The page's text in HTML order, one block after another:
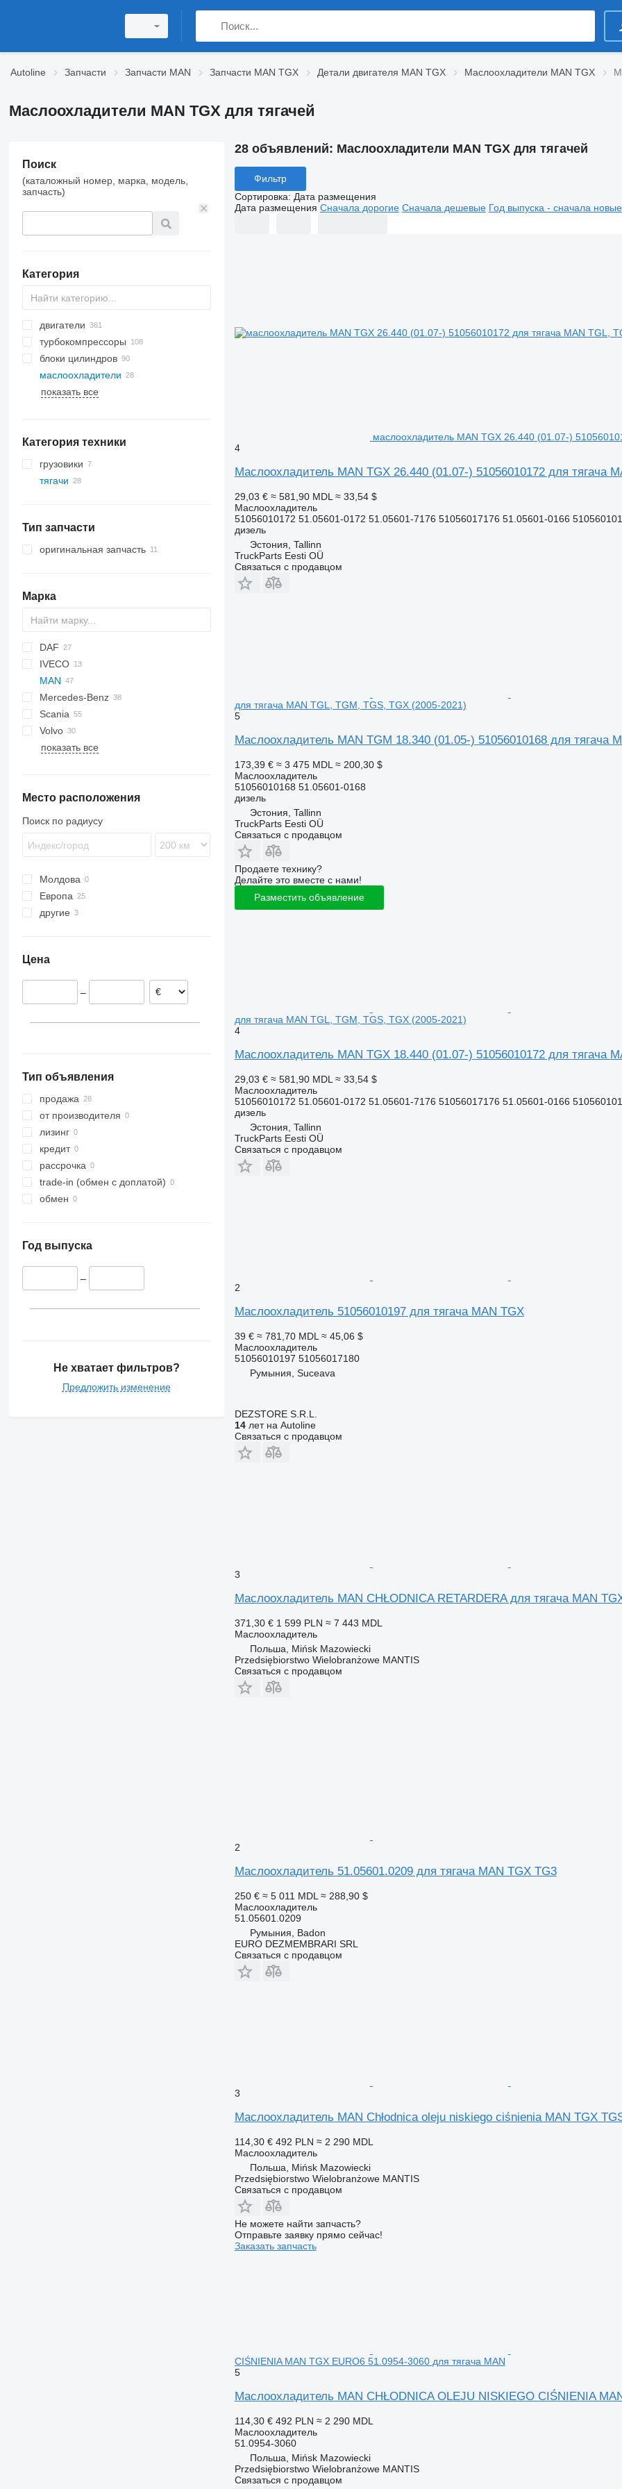
Autoline Запчасти Запчасти MAN Запчасти MAN TGX Детали двигателя MAN TGX Маслоохладители MAN TGX
Маслоохладители MAN TGX для тягачей
Поиск
(каталожный номер, марка, модель,
запчасть)
Категория
двигатели
турбокомпрессоры
блоки цилиндров
маслоохладители
показать все
Категория техники
грузовики
тягачи
Тип запчасти
оригинальная запчасть
Марка
X-Series
DAF
CF
LF
XF
XG
IVECO
EuroCargo
S-Way
Stralis
Trakker
MAN
L2000
TGA
TGA 18
TGA 18.430
TGL
TGM
TGX 18.440
Mercedes-Benz
A-Class
Actros
Antos
Axor
Econic
Magnum
Premium
Scania
G-series
P-series
Volvo
FH
VNL
показать все
Место расположения
Поиск по радиусу
Молдова
Европа
Эстония
Дания
Германия
другие
Цена
–
Тип объявления
продажа
от производителя
лизинг
кредит
рассрочка
trade-in (обмен с доплатой)
обмен
Год выпуска
–
Не хватает фильтров?
Предложить изменение
28 объявлений: Маслоохладители MAN TGX для тягачей
Фильтр
Сортировка: Дата размещения
Дата размещения Сначала дорогие Сначала дешевые Год выпуска - сначала новые
маслоохладитель MAN TGX 26.440 (01.07-)
4
Маслоохладитель MAN TGX 26.440 (01.07-) 51056010172 для тягача
29,03 € ≈ 581,90 MDL ≈ 33,54 $
Маслоохладитель
51056010172 51.05601-0172 51.05601-7176 51056017176 51.05601-0166
дизель
Эстония, Tallinn
TruckParts Eesti OÜ
Связаться с продавцом
для тягача MAN TGL, TGM, TGS, TGX (2005-2021)
5
Маслоохладитель MAN TGM 18.340 (01.05-) 51056010168 для тягача
173,39 € ≈ 3 475 MDL ≈ 200,30 $
Маслоохладитель
51056010168 51.05601-0168
дизель
Эстония, Tallinn
TruckParts Eesti OÜ
Связаться с продавцом
Продаете технику?
Делайте это вместе с нами!
Разместить объявление
для тягача MAN TGL, TGM, TGS, TGX (2005-2021)
4
Маслоохладитель MAN TGX 18.440 (01.07-) 51056010172 для тягача
29,03 € ≈ 581,90 MDL ≈ 33,54 $
Маслоохладитель
51056010172 51.05601-0172 51.05601-7176 51056017176 51.05601-0166
дизель
Эстония, Tallinn
TruckParts Eesti OÜ
Связаться с продавцом
2
Маслоохладитель 51056010197 для тягача MAN TGX
39 € ≈ 781,70 MDL ≈ 45,06 $
Маслоохладитель
51056010197 51056017180
Румыния, Suceava
DEZSTORE S.R.L.
14лет на Autoline
Связаться с продавцом
3
Маслоохладитель MAN CHŁODNICA RETARDERA для тягача MAN
371,30 € 1 599 PLN ≈ 7 443 MDL
Маслоохладитель
Польша, Mińsk Mazowiecki
Przedsiębiorstwo Wielobranżowe MANTIS
Связаться с продавцом
2
Маслоохладитель 51.05601.0209 для тягача MAN TGX TG3
250 € ≈ 5 011 MDL ≈ 288,90 $
Маслоохладитель
51.05601.0209
Румыния, Badon
EURO DEZMEMBRARI SRL
Связаться с продавцом
3
Маслоохладитель MAN Chłodnica oleju niskiego ciśnienia MAN TGX
114,30 € 492 PLN ≈ 2 290 MDL
Маслоохладитель
Польша, Mińsk Mazowiecki
Przedsiębiorstwo Wielobranżowe MANTIS
Связаться с продавцом
Не можете найти запчасть?
Отправьте заявку прямо сейчас!
Заказать запчасть
CIŚNIENIA MAN TGX EURO6 51.0954-3060 для тягача MAN
5
Маслоохладитель MAN CHŁODNICA OLEJU NISKIEGO CIŚNIENIA
114,30 € 492 PLN ≈ 2 290 MDL
Маслоохладитель
51.0954-3060
Польша, Mińsk Mazowiecki
Przedsiębiorstwo Wielobranżowe MANTIS
Связаться с продавцом